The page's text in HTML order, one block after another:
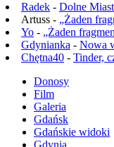
Radek - Dolne
Artuss - „Żaden
Yo - „Żaden
Gdynianka - Nowa
Chętna40 - Tinder,
Donosy
Film
Galeria
Gdańsk
Gdańskie widoki